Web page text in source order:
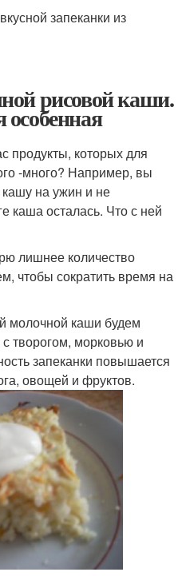
запеканки из
рисовой каши.
особенная
продукты, которых для
-много? Например, вы
на ужин и не
каша осталась. Что с ней
лишнее количество
чтобы сократить время на
молочной каши будем
с творогом, морковью и
запеканки повышается
овощей и фруктов.